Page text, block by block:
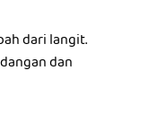
dari langit.
dan